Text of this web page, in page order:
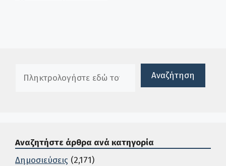
Αναζήτηση
Αναζητήστε άρθρα ανά κατηγορία
Δημοσιεύσεις (2,171)